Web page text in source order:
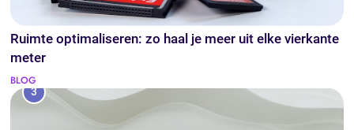
Ruimte optimaliseren: zo haal je meer uit elke vierkante
meter
BLOG
3